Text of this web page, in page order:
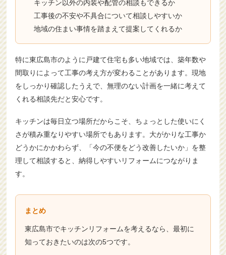
キッチン以外の内装や配管の相談もできるか
工事後の不安や不具合について相談しやすいか
地域の住まい事情を踏まえて提案してくれるか
特に東広島市のように戸建て住宅も多い地域では、築年数や
間取りによって工事の考え方が変わることがあります。現地
をしっかり確認したうえで、無理のない計画を一緒に考えて
くれる相談先だと安心です。
キッチンは毎日立つ場所だからこそ、ちょっとした使いにく
さが積み重なりやすい場所でもあります。大がかりな工事か
どうかにかかわらず、「今の不便をどう改善したいか」を整
理して相談すると、納得しやすいリフォームにつながりま
す。
まとめ
東広島市でキッチンリフォームを考えるなら、最初に
知っておきたいのは次の5つです。